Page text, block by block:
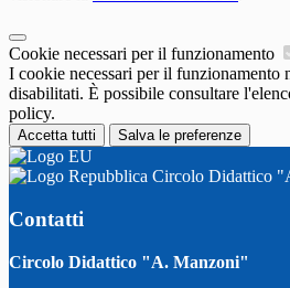
Cookie necessari per il funzionamento
I cookie necessari per il funzionamento
disabilitati. È possibile consultare
policy.
Accetta tutti Salva le preferenze
Circolo Didattico
Contatti
Circolo Didattico "A. Manzoni"